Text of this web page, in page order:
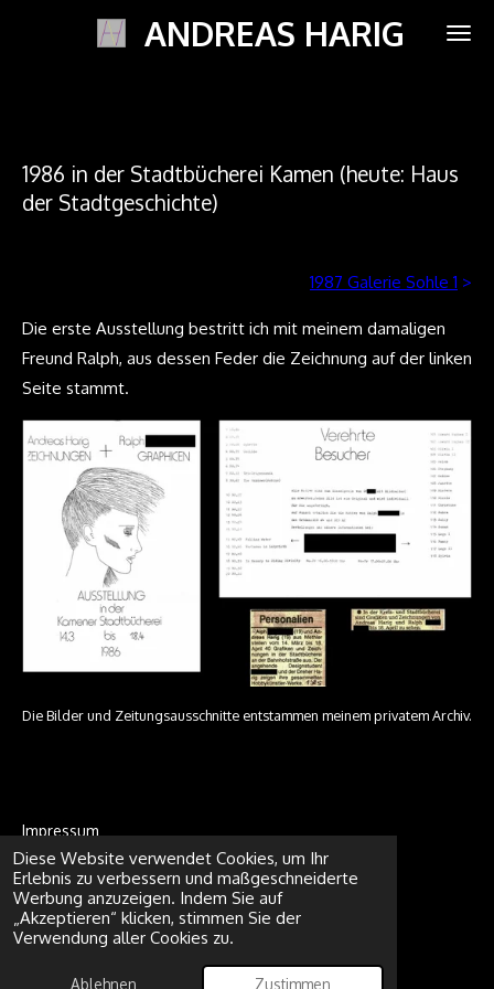
Diese Website verwendet Cookies, um Ihr
Erlebnis zu verbessern und maßgeschneiderte
Werbung anzuzeigen. Indem Sie auf
„Akzeptieren“ klicken, stimmen Sie der
Verwendung aller Cookies zu.
Ablehnen Zustimmen
ANDREAS HARIG
1986 in der Stadtbücherei Kamen (heute: Haus
der Stadtgeschichte)
1987 Galerie Sohle 1 >
Die erste Ausstellung bestritt ich mit meinem damaligen
Freund Ralph, aus dessen Feder die Zeichnung auf der linken
Seite stammt.
Die Bilder und Zeitungsausschnitte entstammen meinem privatem Archiv.
Impressum
Datenschutz
© 2024 - 2026 Andreas Harig
Webador